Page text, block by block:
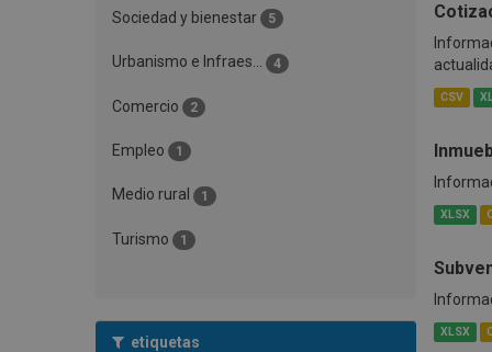
Sociedad y bienestar 5
Urbanismo e Infraes... 4
Comercio 2
Empleo 1
Medio rural 1
Turismo 1
etiquetas
CSV
XLSX
XLSX